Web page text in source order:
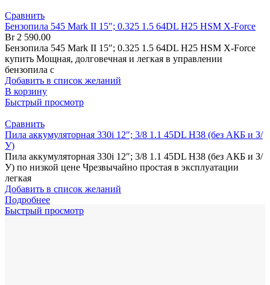
Сравнить
Бензопила 545 Mark II 15″; 0.325 1.5 64DL H25 HSM X-Force
Br2 590.00
Бензопила 545 Mark II 15″; 0.325 1.5 64DL H25 HSM X-Force
купить Мощная, долговечная и легкая в управлении
бензопила с
Добавить в список желаний
В корзину
Быстрый просмотр
Сравнить
Пила аккумуляторная 330i 12″; 3/8 1.1 45DL H38 (без АКБ и З/
У)
Пила аккумуляторная 330i 12″; 3/8 1.1 45DL H38 (без АКБ и З/
У) по низкой цене Чрезвычайно простая в эксплуатации
легкая
Добавить в список желаний
Подробнее
Быстрый просмотр